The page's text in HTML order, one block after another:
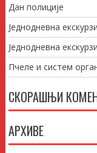
Дан полиције
Једнодневна
Једнодневна
Пчеле и систем
СКОРАШЊИ
АРХИВЕ